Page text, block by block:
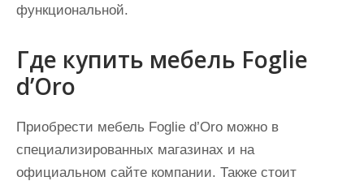
функциональной.
Где купить мебель Foglie
d’Oro
Приобрести мебель Foglie d’Oro можно в
специализированных магазинах и на
официальном сайте компании. Также стоит